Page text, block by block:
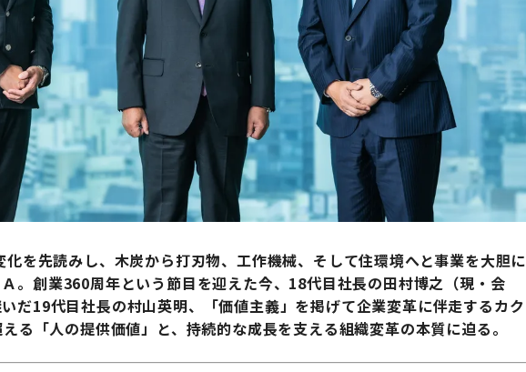
を先読みし、木炭から打刃物、工作機械、そして住環境へと事業を大胆に
。創業360周年という節目を迎えた今、18代目社長の田村博之（現・会
だ19代目社長の村山英明、「価値主義」を掲げて企業変革に伴走するカク
る「人の提供価値」と、持続的な成長を支える組織変革の本質に迫る。